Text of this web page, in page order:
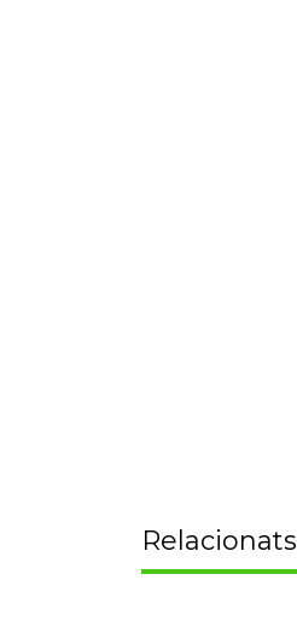
Relacionats